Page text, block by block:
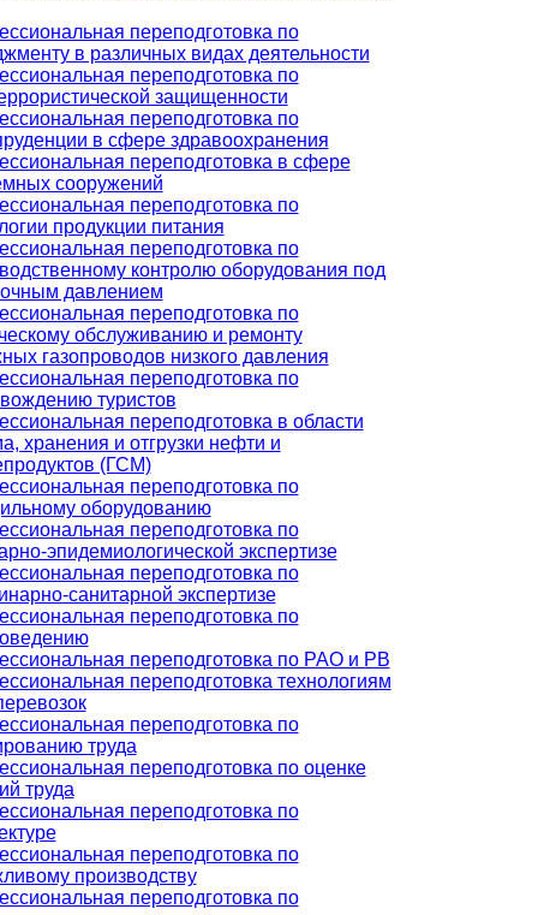
переподготовка по
в различных видах деятельности
переподготовка по
защищенности
переподготовка по
в сфере здравоохранения
переподготовка в сфере
сооружений
переподготовка по
продукции питания
переподготовка по
контролю оборудования под
давлением
переподготовка по
обслуживанию и ремонту
газопроводов низкого давления
переподготовка по
туристов
переподготовка в области
хранения и отгрузки нефти и
(ГСМ)
переподготовка по
оборудованию
переподготовка по
эпидемиологической экспертизе
переподготовка по
санитарной экспертизе
переподготовка по
переподготовка по РАО и РВ
переподготовка технологиям
переподготовка по
труда
переподготовка по оценке
труда
переподготовка по
переподготовка по
производству
переподготовка по